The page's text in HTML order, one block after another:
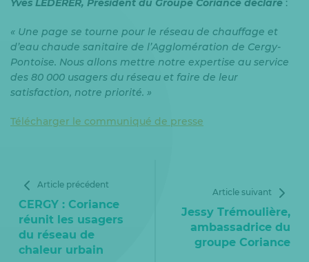
Yves LEDERER, Président du Groupe Coriance déclare :
« Une page se tourne pour le réseau de chauffage et
d’eau chaude sanitaire de l’Agglomération de Cergy-
Pontoise. Nous allons mettre notre expertise au service
des 80 000 usagers du réseau et faire de leur
satisfaction, notre priorité. »
Télécharger le communiqué de presse
Article précédent
CERGY : Coriance
réunit les usagers
du réseau de
chaleur urbain
Article suivant
Jessy Trémoulière,
ambassadrice du
groupe Coriance